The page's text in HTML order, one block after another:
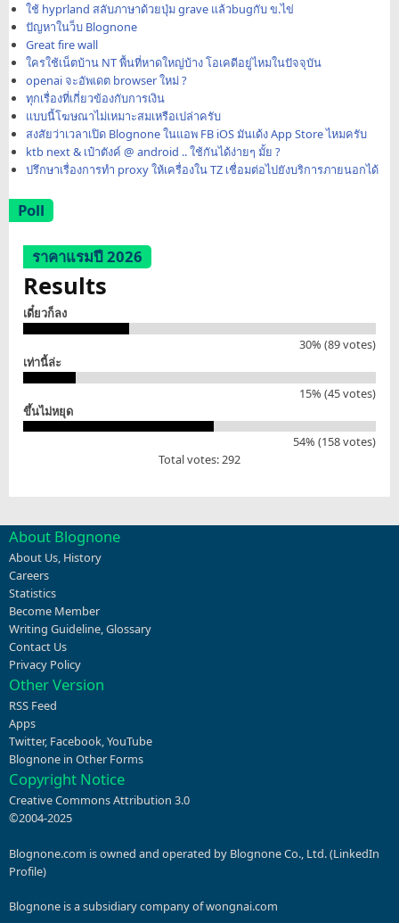
ใช้ hyprland สลับภาษาด้วยปุ่ม grave แล้วbugกับ ข.ไข่
ปัญหาในว็บ Blognone
Great fire wall
ใครใช้เน็ตบ้าน NT พื้นที่หาดใหญ่บ้าง โอเคดีอยู่ไหมในปัจจุบัน
openai จะอัพเดต browser ใหม่ ?
ทุกเรื่องที่เกี่ยวข้องกับการเงิน
แบบนี้โฆษณาไม่เหมาะสมเหรือเปล่าครับ
สงสัยว่าเวลาเปิด Blognone ในแอพ FB iOS มันเด้ง App Store ไหมครับ
ktb next & เป๋าตังค์ @ android .. ใช้กันได้ง่ายๆ มั้ย ?
ปรึกษาเรื่องการทำ proxy ให้เครื่องใน TZ เชื่อมต่อไปยังบริการภายนอกได้
Poll
ราคาแรมปี 2026
Results
เดี๋ยวก็ลง
30% (89 votes)
เท่านี้ล่ะ
15% (45 votes)
ขึ้นไม่หยุด
54% (158 votes)
Total votes: 292
About Blognone
About Us, History
Careers
Statistics
Become Member
Writing Guideline,Glossary
Contact Us
Privacy Policy
Other Version
RSS Feed
Apps
Twitter, Facebook,YouTube
Blognone in Other Forms
Copyright Notice
Creative Commons Attribution 3.0
©2004-2025
Blognone.com is owned and operated by Blognone Co., Ltd. (LinkedIn
Profile)
Blognone is a subsidiary company ofwongnai.com